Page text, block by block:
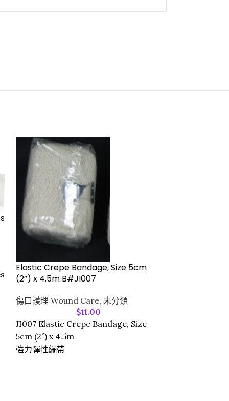
Elastic Crepe Bandage, Size 5cm
(2”) x 4.5m B#JI007
傷口護理 Wound Care, 未分類
$11.00
JI007 Elastic Crepe Bandage, Size
5cm (2”) x 4.5m
強力彈性繃帶